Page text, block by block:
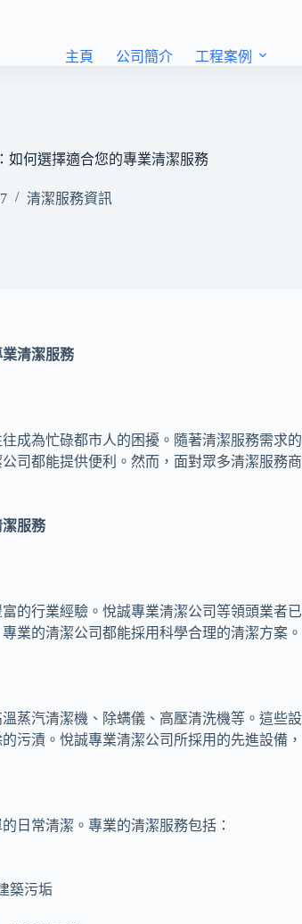
主頁 公司簡介 工程案例
如何選擇適合您的專業清潔服務
清潔服務資訊
清潔服務
成為忙碌都市人的困擾。隨著清潔服務需
司都能提供便利。然而，面對眾多清潔服
服務
的行業經驗。悅誠專業清潔公司等領頭業
業的清潔公司都能採用科學合理的清潔方案
蒸汽清潔機、除螨儀、高壓清洗機等。這
污漬。悅誠專業清潔公司所採用的先進設備
日常清潔。專業的清潔服務包括：
築污垢